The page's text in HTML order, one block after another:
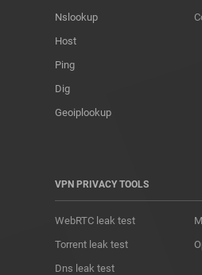
Nslookup
Host
Ping
Dig
Geoiplookup
VPN PRIVACY TOOLS
WebRTC leak test
Torrent leak test
Dns leak test